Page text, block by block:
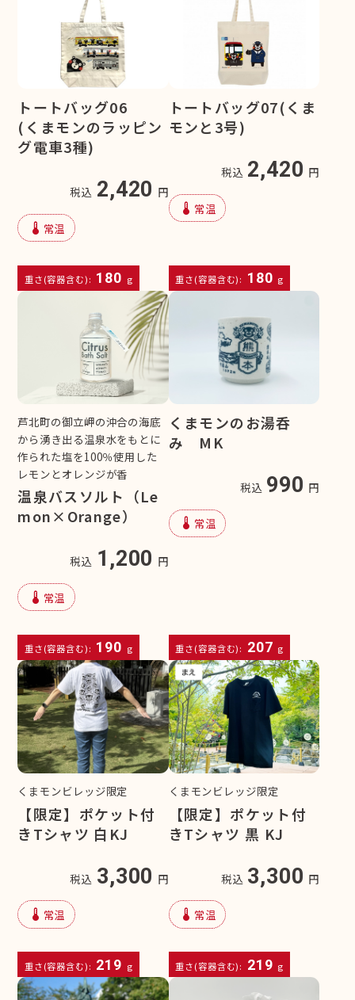
トートバッグ06
(くまモンのラッピン
グ電車3種)
税込 2,420 円
device_thermostat 常温
重さ(容器含む): 180 g
トートバッグ07(くま
モンと3号)
税込 2,420 円
device_thermostat 常温
重さ(容器含む): 180 g
芦北町の御立岬の沖合の海底
から湧き出る温泉水をもとに
作られた塩を100％使用した
レモンとオレンジが香
温泉バスソルト（Le
mon×Orange）
税込 1,200 円
device_thermostat 常温
重さ(容器含む): 190 g
くまモンのお湯呑
み MK
税込 990 円
device_thermostat 常温
重さ(容器含む): 207 g
くまモンビレッジ限定
【限定】ポケット付
きTシャツ 白KJ
税込 3,300 円
device_thermostat 常温
重さ(容器含む): 219 g
くまモンビレッジ限定
【限定】ポケット付
きTシャツ 黒 KJ
税込 3,300 円
device_thermostat 常温
重さ(容器含む): 219 g